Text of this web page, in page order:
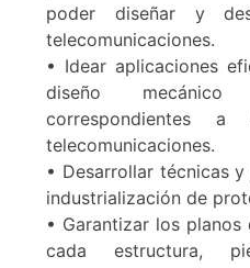
poder diseñar y
telecomunicaciones.
• Idear aplicaciones
diseño
correspondientes
telecomunicaciones.
• Desarrollar técnicas
industrialización de
• Garantizar los
cada estructura,